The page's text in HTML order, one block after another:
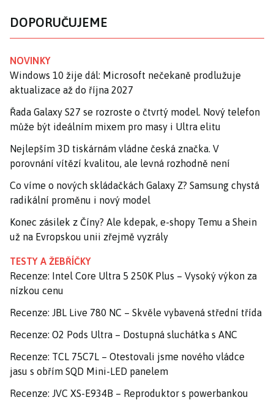
DOPORUČUJEME
NOVINKY
Windows 10 žije dál: Microsoft nečekaně prodlužuje
aktualizace až do října 2027
Řada Galaxy S27 se rozroste o čtvrtý model. Nový telefon
může být ideálním mixem pro masy i Ultra elitu
Nejlepším 3D tiskárnám vládne česká značka. V
porovnání vítězí kvalitou, ale levná rozhodně není
Co víme o nových skládačkách Galaxy Z? Samsung chystá
radikální proměnu i nový model
Konec zásilek z Číny? Ale kdepak, e-shopy Temu a Shein
už na Evropskou unii zřejmě vyzrály
TESTY A ŽEBŘÍČKY
Recenze: Intel Core Ultra 5 250K Plus – Vysoký výkon za
nízkou cenu
Recenze: JBL Live 780 NC – Skvěle vybavená střední třída
Recenze: O2 Pods Ultra – Dostupná sluchátka s ANC
Recenze: TCL 75C7L – Otestovali jsme nového vládce
jasu s obřím SQD Mini-LED panelem
Recenze: JVC XS-E934B – Reproduktor s powerbankou